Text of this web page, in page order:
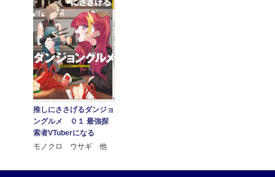
推しにささげるダンジョ
ングルメ ０１ 最強探
索者VTuberになる
モノクロ ウサギ 他